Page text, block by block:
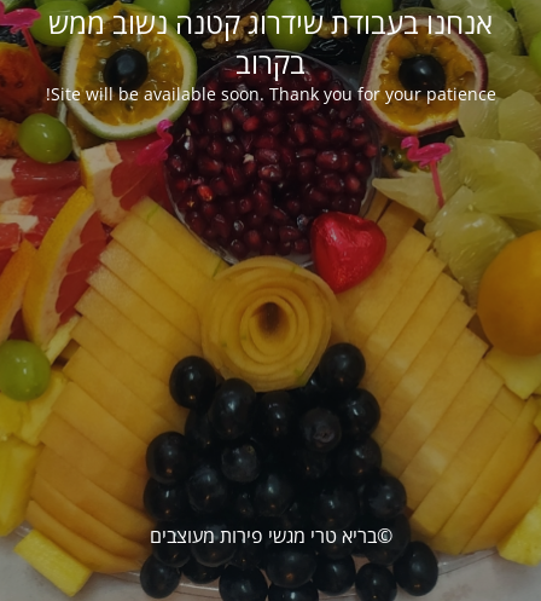
אנחנו בעבודת שידרוג קטנה נשוב ממש
בקרוב
Site will be available soon. Thank you for your patience!
©בריא טרי מגשי פירות מעוצבים